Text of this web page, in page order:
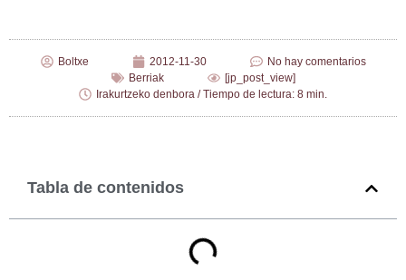
Boltxe 2012-11-30
No hay comentarios
Berriak
[jp_post_view]
Irakurtzeko denbora / Tiempo de lectura: 8 min.
Tabla de contenidos